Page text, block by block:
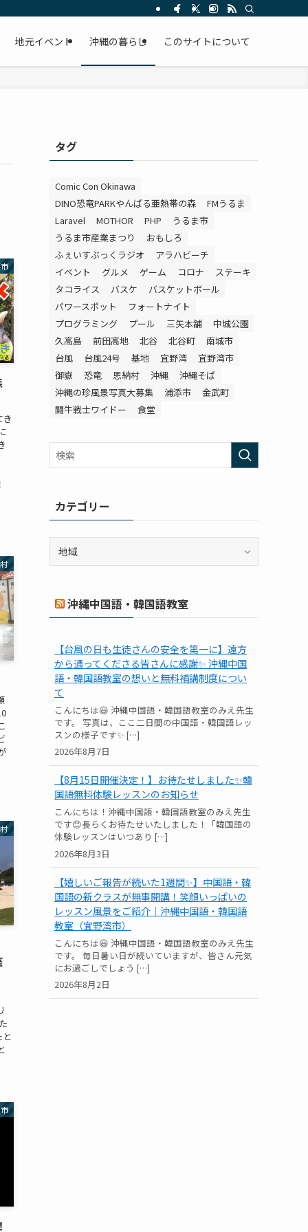
地元イベント 沖縄の暮らし このサイトについて
き
タグ
Comic Con Okinawa
DINO恐竜PARKやんばる亜熱帯の森
FMうるま
Laravel
MOTHOR PHP
うるま市
うるま市産業まつり
おもしろ
ふぇいすぶっくラジオ
アラハビーチ
イベント
グルメ ゲーム コロナ
ステーキ
タコライス
バスケ
バスケットボール
パワースポット
フォートナイト
プログラミング
プール 三矢本舗
中城公園
久高島
前田高地 北谷 北谷町
南城市
台風
台風24号 基地 宜野湾
宜野湾市
御嶽
恐竜 恩納村 沖縄
沖縄そば
沖縄の珍風景写真大募集
浦添市
金武町
闘牛戦士ワイドー
食堂
カテゴリー
ー
沖縄中国語・韓国語教室
【台風の日も生徒さんの安全を第一に】遠方
から通ってくださる皆さんに感謝✨ 沖縄中国
語・韓国語教室の想いと無料補講制度につい
て
2026年8月7日
こんにちは😃 沖縄中国語・韓国語教室のみえ先生
です。 写真は、ここ二日間の中国語・韓国語レッ
スンの様子です✨ […]
【8月15日開催決定！】お待たせしました✨韓
国語無料体験レッスンのお知らせ
2026年8月3日
こんにちは！沖縄中国語・韓国語教室のみえ先生
です😊長らくお待たせいたしました！「韓国語の
体験レッスンはいつあり […]
【嬉しいご報告が続いた1週間✨】中国語・韓
国語の新クラスが無事開講！笑顔いっぱいの
レッスン風景をご紹介｜沖縄中国語・韓国語
教室（宜野湾市）
2026年8月2日
こんにちは😃 沖縄中国語・韓国語教室のみえ先生
です。 毎日暑い日が続いていますが、皆さん元気
にお過ごしでしょう […]